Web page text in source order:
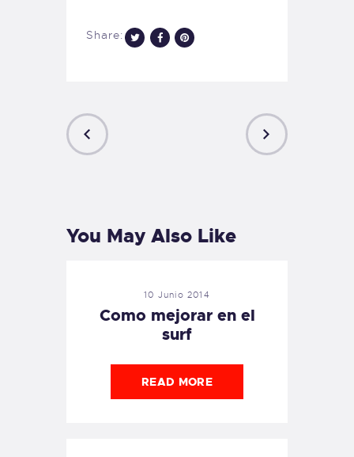
Share:
You May Also Like
10 Junio 2014
Como mejorar en el
surf
READ MORE